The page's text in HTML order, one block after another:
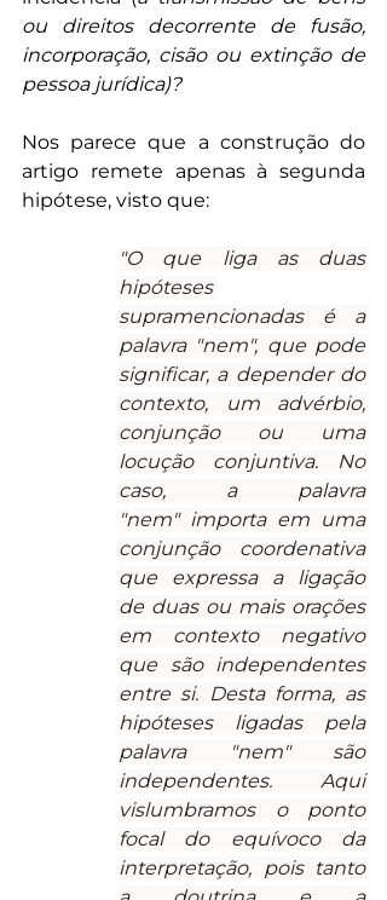
ou direitos decorrente de fusão,
incorporação, cisão ou extinção de
pessoa jurídica)?
Nos parece que a construção do
artigo remete apenas à segunda
hipótese, visto que:
"O que liga as duas
hipóteses
supramencionadas é a
palavra "nem", que pode
significar, a depender do
contexto, um advérbio,
conjunção ou uma
locução conjuntiva. No
caso, a palavra
"nem" importa em uma
conjunção coordenativa
que expressa a ligação
de duas ou mais orações
em contexto negativo
que são independentes
entre si. Desta forma, as
hipóteses ligadas pela
palavra "nem" são
independentes. Aqui
vislumbramos o ponto
focal do equívoco da
interpretação, pois tanto